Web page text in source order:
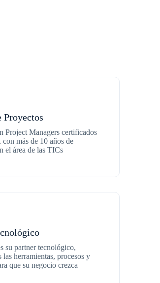
Proyectos
Project Managers certificados
más de 10 años de
el área de las TICs
su partner tecnológico,
las herramientas, procesos y
que su negocio crezca